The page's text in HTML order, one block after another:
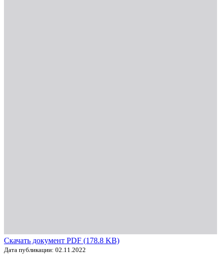
Скачать документ PDF (178.8 KB)
Дата публикации: 02.11.2022